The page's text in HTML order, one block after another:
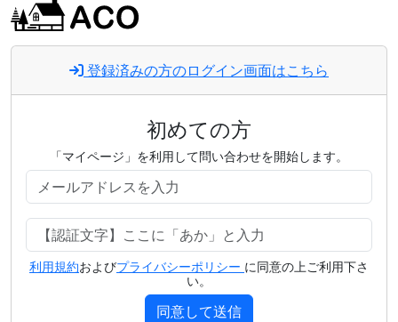
登録済みの方のログイン画面はこちら
初めての方
「マイページ」を利用して問い合わせを開始します。
利用規約およびプライバシーポリシー に同意の上ご利用下さ
い。
同意して送信